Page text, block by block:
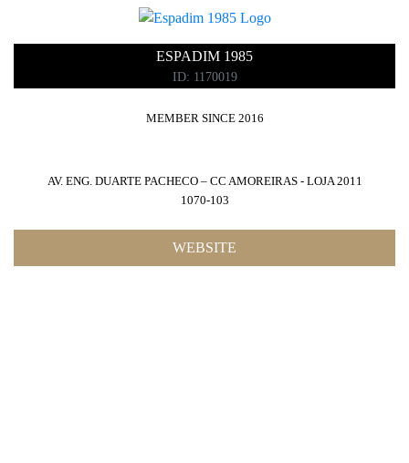
ESPADIM 1985
ID: 1170019
MEMBER SINCE 2016
AV. ENG. DUARTE PACHECO – CC AMOREIRAS - LOJA 2011
1070-103
WEBSITE